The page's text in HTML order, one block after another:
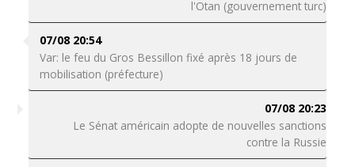
l'Otan (gouvernement turc)
07/08 20:54
Var: le feu du Gros Bessillon fixé après 18 jours de
mobilisation (préfecture)
07/08 20:23
Le Sénat américain adopte de nouvelles sanctions
contre la Russie